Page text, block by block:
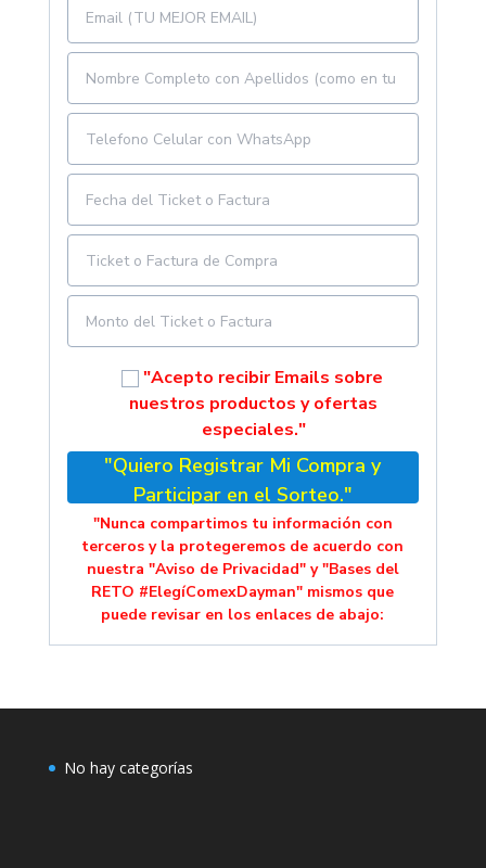
"Acepto recibir Emails sobre
nuestros productos y ofertas
especiales."
"Quiero Registrar Mi Compra y
Participar en el Sorteo."
"Nunca compartimos tu información con
terceros y la protegeremos de acuerdo con
nuestra "Aviso de Privacidad" y "Bases del
RETO #ElegíComexDayman" mismos que
puede revisar en los enlaces de abajo:
No hay categorías